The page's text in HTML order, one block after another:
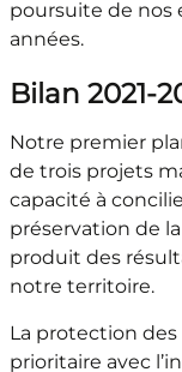
poursuite de nos
années.
Bilan 2021-
Notre premier
de trois projets
capacité à
préservation de
produit des
notre territoire.
La protection
prioritaire avec